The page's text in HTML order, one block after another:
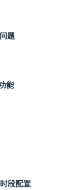
题
能
段配置